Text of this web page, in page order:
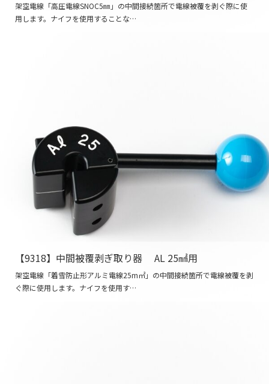
架空電線「高圧電線SNOC5㎜」の中間接続箇所で電線被覆を剥ぐ際に使
用します。ナイフを使用することな…
【9318】中間被覆剥ぎ取り器 AL 25㎟用
架空電線「着雪防止形アルミ電線25m㎡」の中間接続箇所で電線被覆を剥
ぐ際に使用します。ナイフを使用す…